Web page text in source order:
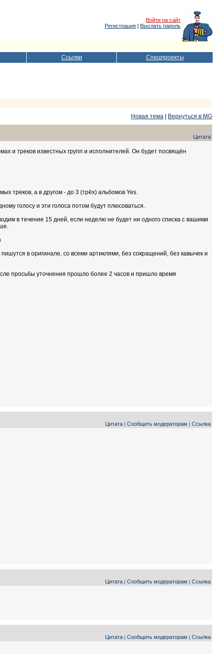
Войти на сайт
Регистрация | Выслать пароль
Ссылки Спецпроекты
Новая тема
Вернуться в MG
Цитата
и треков известных групп и исполнителей. Он будет посвящён
треков, а в другом - до 3 (трёх) альбомов Yes.
голосу и эти голоса потом будут плюсоваться.
в течение 15 дней, если неделю не будет ни одного списка с вашими
в оригинале, со всеми артиклями, без сокращений, без кавычек и
просьбы уточнения прошло более 2 часов и пришло время
Цитата | Сообщить модераторам | Ссылка
Цитата | Сообщить модераторам | Ссылка
Цитата | Сообщить модераторам | Ссылка